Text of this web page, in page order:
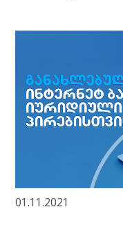
01.11.2021